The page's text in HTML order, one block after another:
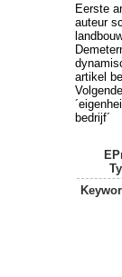
Eerste
auteur
artikel
bedrijf´